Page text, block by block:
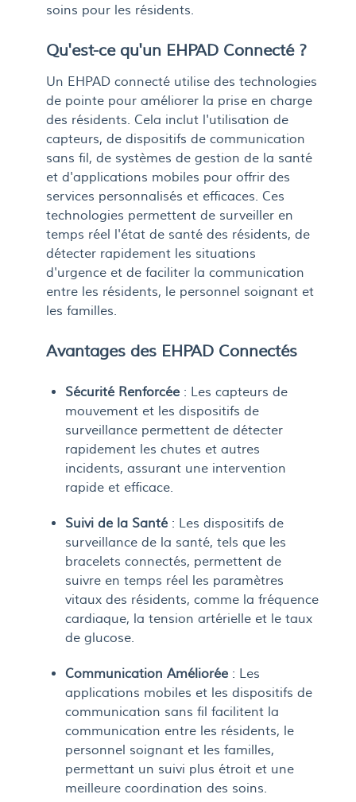
soins pour les résidents.
Qu'est-ce qu'un EHPAD Connecté ?
Un EHPAD connecté utilise des technologies
de pointe pour améliorer la prise en charge
des résidents. Cela inclut l'utilisation de
capteurs, de dispositifs de communication
sans fil, de systèmes de gestion de la santé
et d'applications mobiles pour offrir des
services personnalisés et efficaces. Ces
technologies permettent de surveiller en
temps réel l'état de santé des résidents, de
détecter rapidement les situations
d'urgence et de faciliter la communication
entre les résidents, le personnel soignant et
les familles.
Avantages des EHPAD Connectés
Sécurité Renforcée : Les capteurs de
mouvement et les dispositifs de
surveillance permettent de détecter
rapidement les chutes et autres
incidents, assurant une intervention
rapide et efficace.
Suivi de la Santé : Les dispositifs de
surveillance de la santé, tels que les
bracelets connectés, permettent de
suivre en temps réel les paramètres
vitaux des résidents, comme la fréquence
cardiaque, la tension artérielle et le taux
de glucose.
Communication Améliorée : Les
applications mobiles et les dispositifs de
communication sans fil facilitent la
communication entre les résidents, le
personnel soignant et les familles,
permettant un suivi plus étroit et une
meilleure coordination des soins.